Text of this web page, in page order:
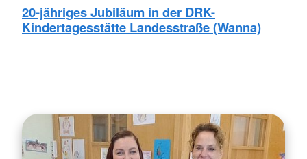
20-jähriges Jubiläum in der DRK-
Kindertagesstätte Landesstraße (Wanna)